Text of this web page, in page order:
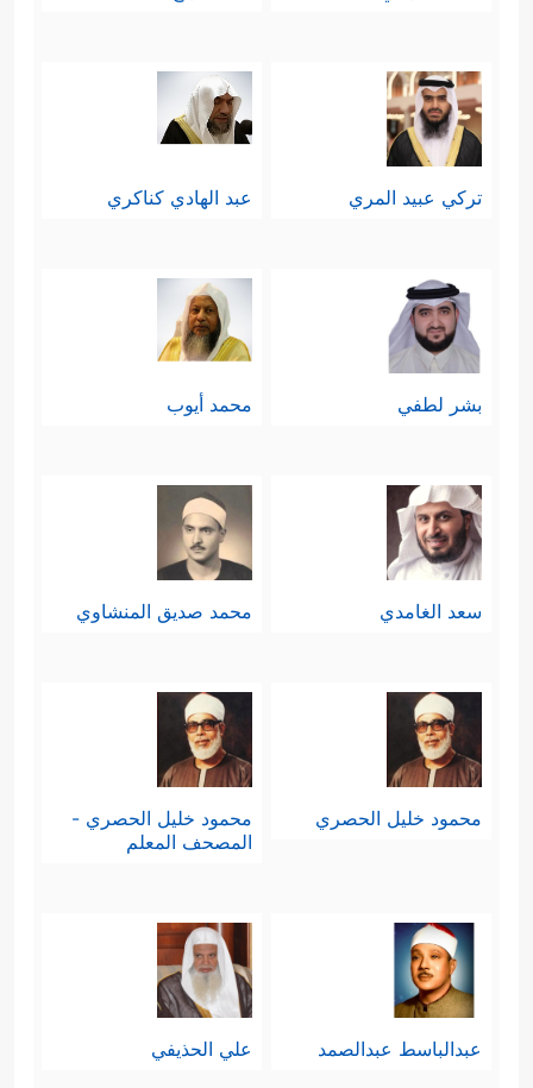
تركي عبيد المري عبد الهادي كناكري
بشر لطفي محمد أيوب
سعد الغامدي محمد صديق المنشاوي
محمود خليل الحصري
محمود خليل الحصري -
المصحف المعلم
عبدالباسط عبدالصمد علي الحذيفي